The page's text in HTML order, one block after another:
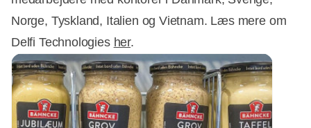
Norge, Tyskland, Italien og Vietnam. Læs mere om
Delfi Technologies her.